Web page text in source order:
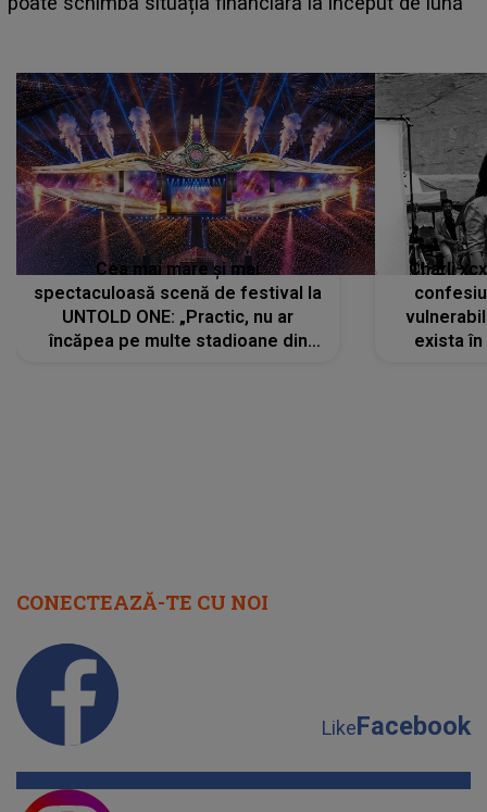
Cea mai mare și mai
spectaculoasă scenă de festival la
UNTOLD ONE: „Practic, nu ar
încăpea pe multe stadioane din
Charli
exista
CONECTEAZĂ-TE CU NOI
LikeFacebook